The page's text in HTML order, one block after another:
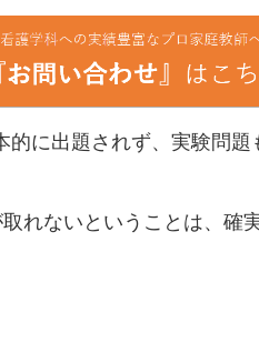
に出題されず、実験問
れないということは、確